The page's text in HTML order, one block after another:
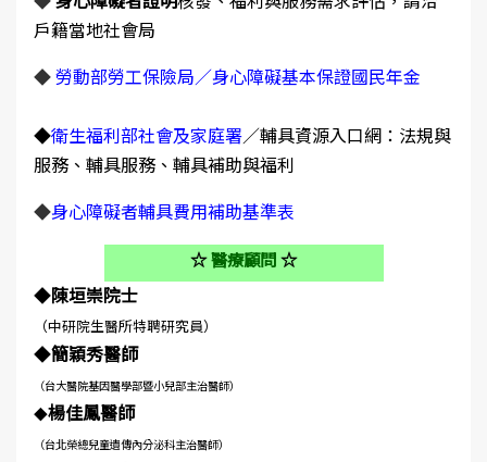
戶籍當地社會局
◆ 勞動部勞工保險局／身心障礙基本保證國民年金
◆衛生福利部社會及家庭署／輔具資源入口網：法規與
服務、輔具服務、輔具補助與福利
◆身心障礙者輔具費用補助基準表
☆醫療顧問 ☆
◆陳垣崇院士
（中研院生醫所特聘研究員）
◆簡穎秀醫師
（台大醫院基因醫學部暨小兒部主治醫師）
◆楊佳鳳醫師
（台北榮總兒童遺傳內分泌科主治醫師）